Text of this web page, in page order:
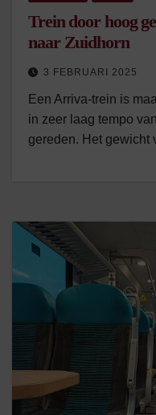
Trein door hoog
naar Zuidhorn
3 FEBRUARI 2025
Een Arriva-trein is
in zeer laag tempo
gereden. Het gewicht